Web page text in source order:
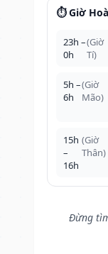
⏱️ Giờ
23h –
0h
(Giờ
Tí)
5h –
6h
(Giờ
Mão)
15h
–
16h
(Giờ
Thân)
Đừng